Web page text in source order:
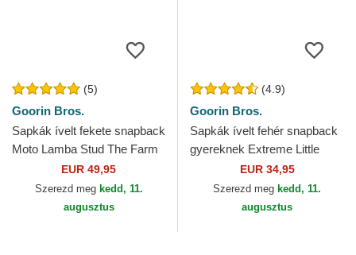
(5)
Goorin Bros.
Sapkák ívelt fekete snapback
Moto Lamba Stud The Farm
Goorin Bros.EUR 49,95
Szerezd meg kedd, 11.
augusztus
(4.9)
Goorin Bros.
Sapkák ívelt fehér snapback
gyereknek Extreme Little
Stripe The Farm Goorin Bros.
EUR 34,95
Szerezd meg kedd, 11.
augusztus